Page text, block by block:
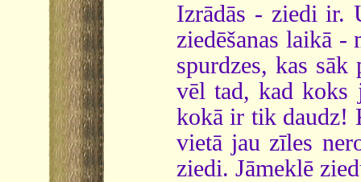
Izrādās - ziedi ir.
ziedēšanas laikā
spurdzes, kas
vēl tad, kad koks
kokā ir tik daudz!
vietā jau zīles
ziedi. Jāmeklē